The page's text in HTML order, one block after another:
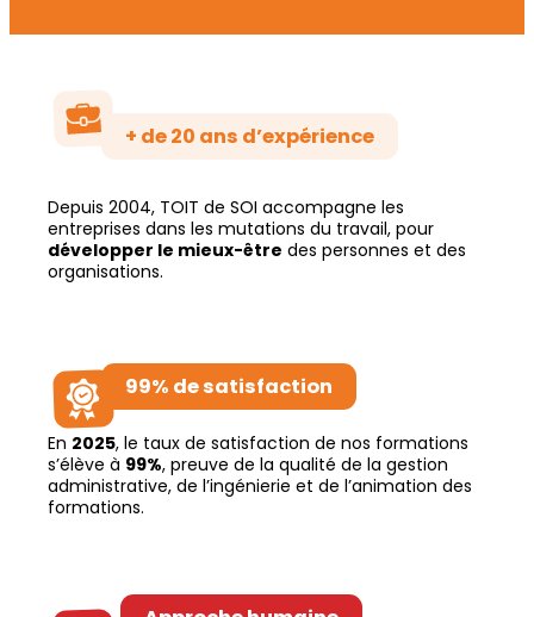
+ de 20 ans d’expérience
Depuis 2004, TOIT de SOI accompagne les
entreprises dans les mutations du travail, pour
développer le mieux-être des personnes et des
organisations.
99% de satisfaction
En 2025, le taux de satisfaction de nos formations
s’élève à 99%, preuve de la qualité de la gestion
administrative, de l’ingénierie et de l’animation des
formations.